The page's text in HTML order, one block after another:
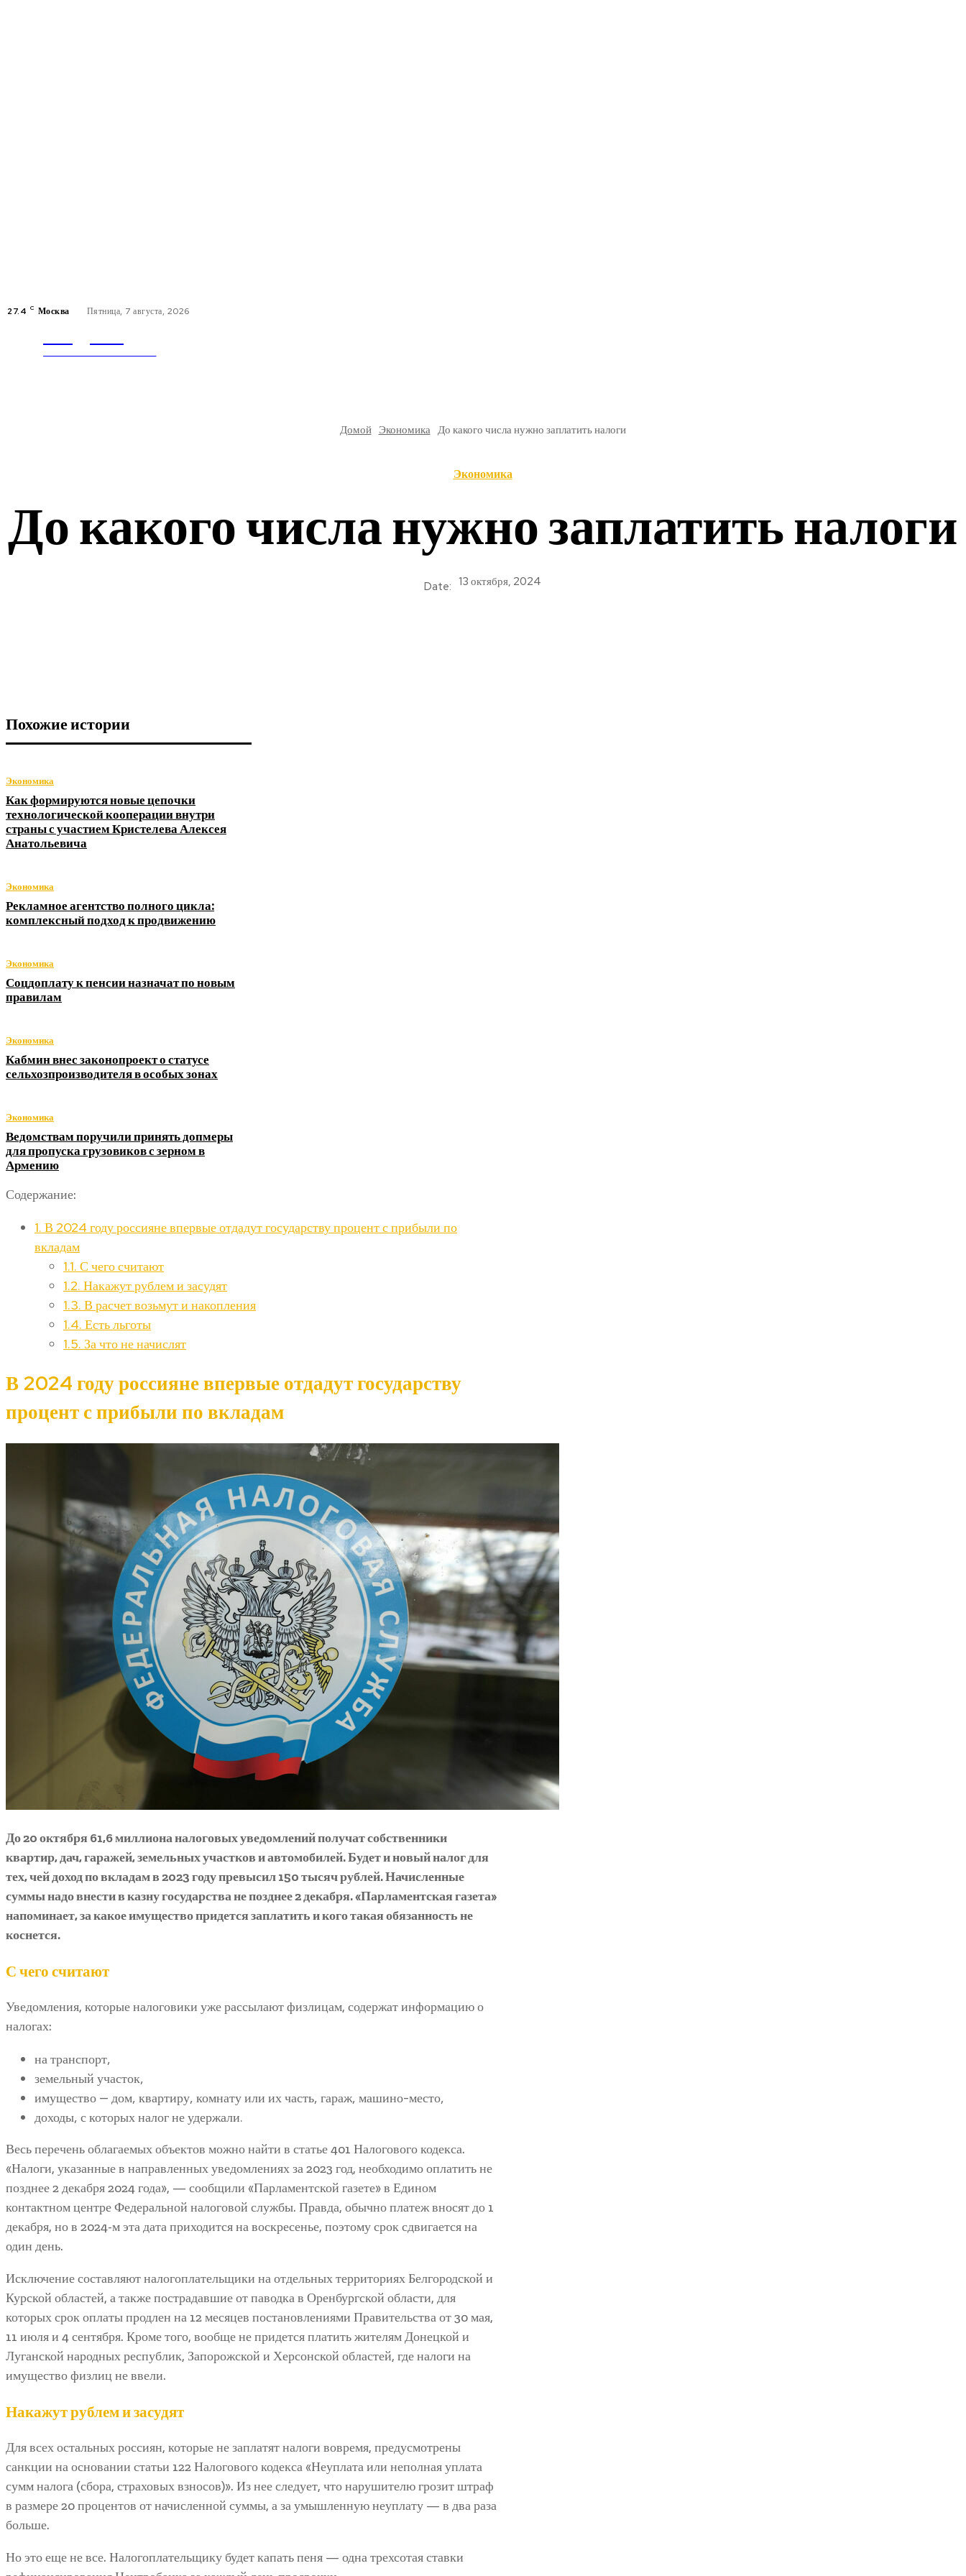
27.4 C Москва Пятница, 7 августа, 2026
Домой Экономика До какого числа нужно заплатить налоги
Экономика
До какого числа нужно заплатить налоги
Date: 13 октября, 2024
Похожие истории
Экономика
Как формируются новые цепочки
технологической кооперации внутри
страны с участием Кристелева Алексея
Анатольевича
Экономика
Рекламное агентство полного цикла:
комплексный подход к продвижению
Экономика
Соцдоплату к пенсии назначат по новым
правилам
Экономика
Кабмин внес законопроект о статусе
сельхозпроизводителя в особых зонах
Экономика
Ведомствам поручили принять допмеры
для пропуска грузовиков с зерном в
Армению
Содержание:
1. В 2024 году россияне впервые отдадут государству процент с прибыли по
вкладам
1.1. С чего считают
1.2. Накажут рублем и засудят
1.3. В расчет возьмут и накопления
1.4. Есть льготы
1.5. За что не начислят
В 2024 году россияне впервые отдадут государству
процент с прибыли по вкладам
До 20 октября 61,6 миллиона налоговых уведомлений получат собственники
квартир, дач, гаражей, земельных участков и автомобилей. Будет и новый налог для
тех, чей доход по вкладам в 2023 году превысил 150 тысяч рублей. Начисленные
суммы надо внести в казну государства не позднее 2 декабря. «Парламентская газета»
напоминает, за какое имущество придется заплатить и кого такая обязанность не
коснется.
С чего считают
Уведомления, которые налоговики уже рассылают физлицам, содержат информацию о
налогах:
на транспорт,
земельный участок,
имущество — дом, квартиру, комнату или их часть, гараж, машино-место,
доходы, с которых налог не удержали.
Весь перечень облагаемых объектов можно найти в статье 401 Налогового кодекса.
«Налоги, указанные в направленных уведомлениях за 2023 год, необходимо оплатить не
позднее 2 декабря 2024 года», — сообщили «Парламентской газете» в Едином
контактном центре Федеральной налоговой службы. Правда, обычно платеж вносят до 1
декабря, но в 2024-м эта дата приходится на воскресенье, поэтому срок сдвигается на
один день.
Исключение составляют налогоплательщики на отдельных территориях Белгородской и
Курской областей, а также пострадавшие от паводка в Оренбургской области, для
которых срок оплаты продлен на 12 месяцев постановлениями Правительства от 30 мая,
11 июля и 4 сентября. Кроме того, вообще не придется платить жителям Донецкой и
Луганской народных республик, Запорожской и Херсонской областей, где налоги на
имущество физлиц не ввели.
Накажут рублем и засудят
Для всех остальных россиян, которые не заплатят налоги вовремя, предусмотрены
санкции на основании статьи 122 Налогового кодекса «Неуплата или неполная уплата
сумм налога (сбора, страховых взносов)». Из нее следует, что нарушителю грозит штраф
в размере 20 процентов от начисленной суммы, а за умышленную неуплату — в два раза
больше.
Но это еще не все. Налогоплательщику будет капать пеня — одна трехсотая ставки